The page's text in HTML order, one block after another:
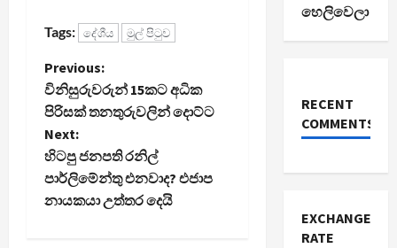
Tags: දේශීය මුල් පිටුව
P
o
s
t
Previous:
විනිසුරුවරුන් 15කට අධික
පිරිසක් තනතුරුවලින් දොට්ට
Next:
හිටපු ජනපති රනිල්
පාර්ලිමේන්තු එනවාද? එජාප
නායකයා උත්තර දෙයි
හෙලිවෙලා
RECENT
COMMENTS
EXCHANGE
RATE